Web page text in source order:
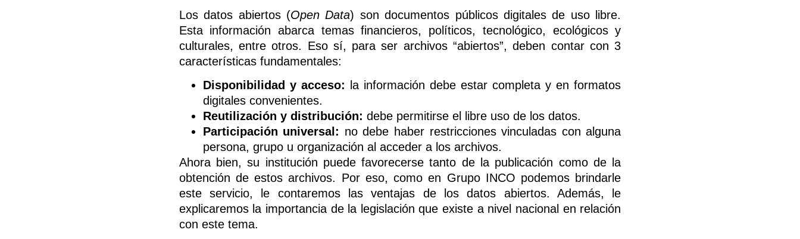
Los datos abiertos (Open Data) son documentos públicos digitales de uso libre.
Esta información abarca temas financieros, políticos, tecnológico, ecológicos y
culturales, entre otros. Eso sí, para ser archivos “abiertos”, deben contar con 3
características fundamentales:
Disponibilidad y acceso: la información debe estar completa y en formatos
digitales convenientes.
Reutilización y distribución: debe permitirse el libre uso de los datos.
Participación universal: no debe haber restricciones vinculadas con alguna
persona, grupo u organización al acceder a los archivos.
Ahora bien, su institución puede favorecerse tanto de la publicación como de la
obtención de estos archivos. Por eso, como en Grupo INCO podemos brindarle
este servicio, le contaremos las ventajas de los datos abiertos. Además, le
explicaremos la importancia de la legislación que existe a nivel nacional en relación
con este tema.